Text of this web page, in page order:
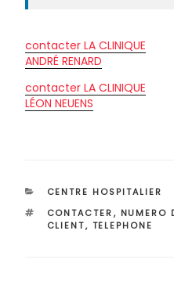
contacter LA CLINIQUE
ANDRÉ RENARD
contacter LA CLINIQUE
LÉON NEUENS
CATÉGORIES
CENTRE HOSPITALIER
ÉTIQUETTES
CONTACTER, NUMERO
CLIENT, TELEPHONE